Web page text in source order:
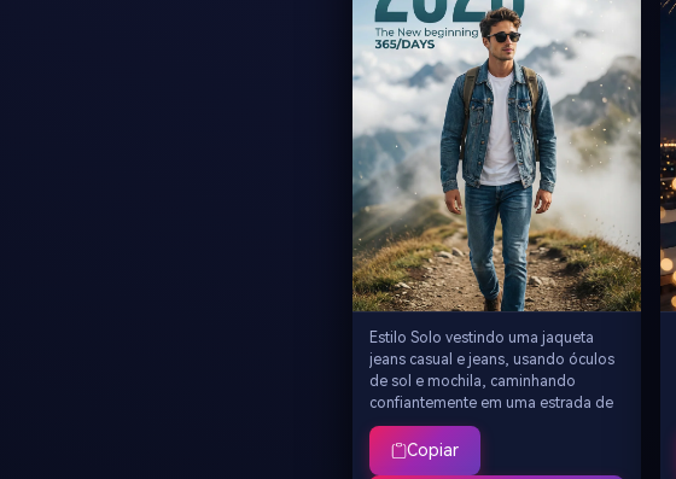
atmosférica, qualidade de imagem
8K
Estilo Solo vestindo uma jaqueta
jeans casual e jeans, usando óculos
de sol e mochila, caminhando
confiantemente em uma estrada de
montanha com picos nebulosos ao
fundo, um enorme texto gradiente
turquesa "2026" no céu à esquerda,
Copiar